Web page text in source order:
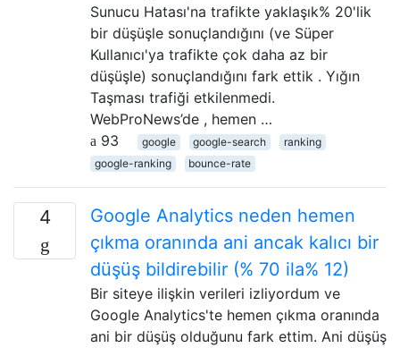
Sunucu Hatası'na trafikte yaklaşık% 20'lik
bir düşüşle sonuçlandığını (ve Süper
Kullanıcı'ya trafikte çok daha az bir
düşüşle) sonuçlandığını fark ettik . Yığın
Taşması trafiği etkilenmedi.
WebProNews’de , hemen …
93
google google-search
ranking
google-ranking
bounce-rate
4
Google Analytics neden hemen
çıkma oranında ani ancak kalıcı bir
düşüş bildirebilir (% 70 ila% 12)
Bir siteye ilişkin verileri izliyordum ve
Google Analytics'te hemen çıkma oranında
ani bir düşüş olduğunu fark ettim. Ani düşüş